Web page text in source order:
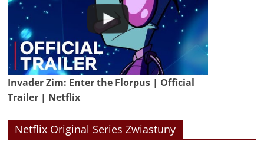
Invader Zim: Enter the Florpus | Official
Trailer | Netflix
Netflix Original Series Zwiastuny